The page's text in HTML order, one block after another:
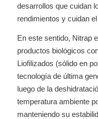
desarrollos que cuidan
rendimientos y cuidan
En este sentido, Nitrap
productos biológicos
Liofilizados (sólido en
tecnología de última
luego de la
temperatura ambiente
manteniendo su